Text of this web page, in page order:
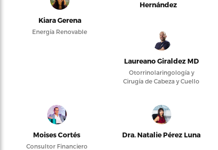
Kiara Gerena
Energía Renovable
Hernández
Laureano Giraldez MD
Otorrinolaringología y
Cirugía de Cabeza y Cuello
Moises Cortés
Consultor Financiero
Dra. Natalie Pérez Luna